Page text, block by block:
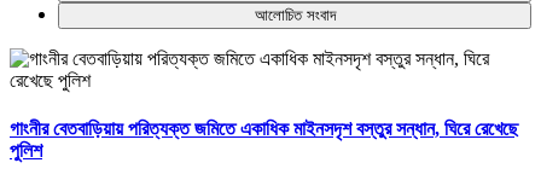
আলোচিত সংবাদ
গাংনীর বেতবাড়িয়ায় পরিত্যক্ত জমিতে একাধিক মাইনসদৃশ বস্তুর সন্ধান, ঘিরে রেখেছে
পুলিশ